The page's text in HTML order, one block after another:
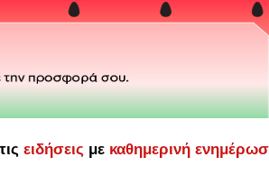
ειδήσεις με καθημερινή